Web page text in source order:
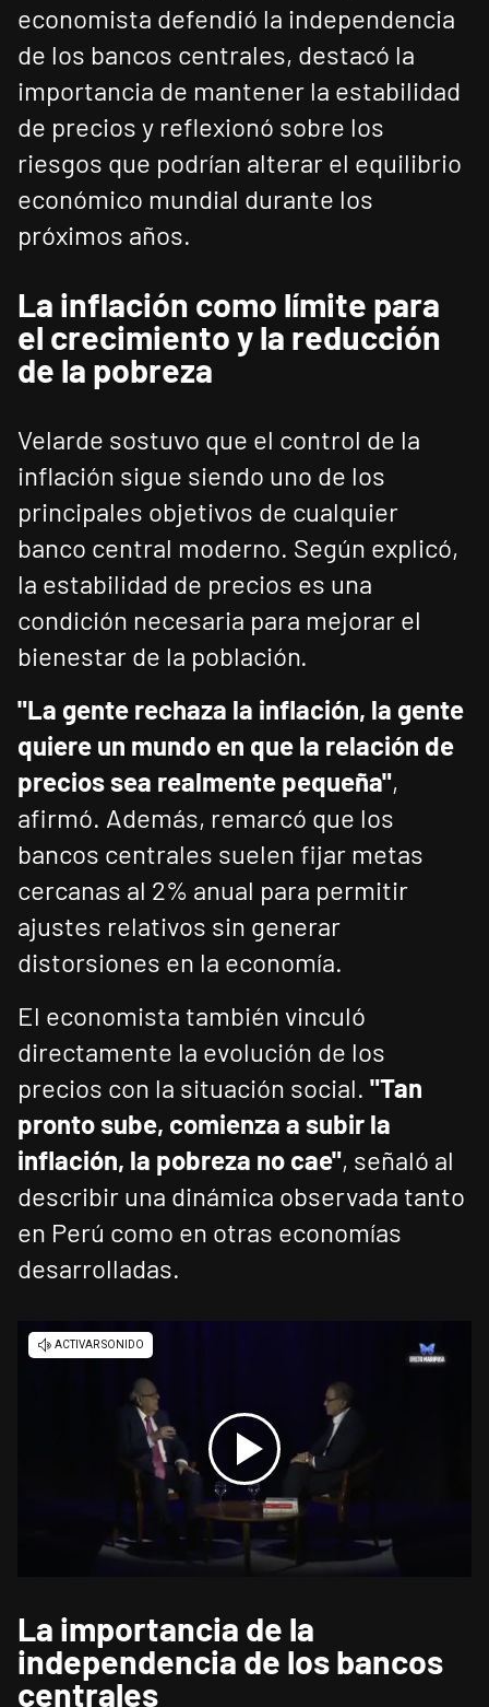
economista defendió la independencia
de los bancos centrales, destacó la
importancia de mantener la estabilidad
de precios y reflexionó sobre los
riesgos que podrían alterar el equilibrio
económico mundial durante los
próximos años.
La inflación como límite para
el crecimiento y la reducción
de la pobreza
Velarde sostuvo que el control de la
inflación sigue siendo uno de los
principales objetivos de cualquier
banco central moderno. Según explicó,
la estabilidad de precios es una
condición necesaria para mejorar el
bienestar de la población.
"La gente rechaza la inflación, la gente
quiere un mundo en que la relación de
precios sea realmente pequeña",
afirmó. Además, remarcó que los
bancos centrales suelen fijar metas
cercanas al 2% anual para permitir
ajustes relativos sin generar
distorsiones en la economía.
El economista también vinculó
directamente la evolución de los
precios con la situación social. "Tan
pronto sube, comienza a subir la
inflación, la pobreza no cae", señaló al
describir una dinámica observada tanto
en Perú como en otras economías
desarrolladas.
La importancia de la
independencia de los bancos
centrales